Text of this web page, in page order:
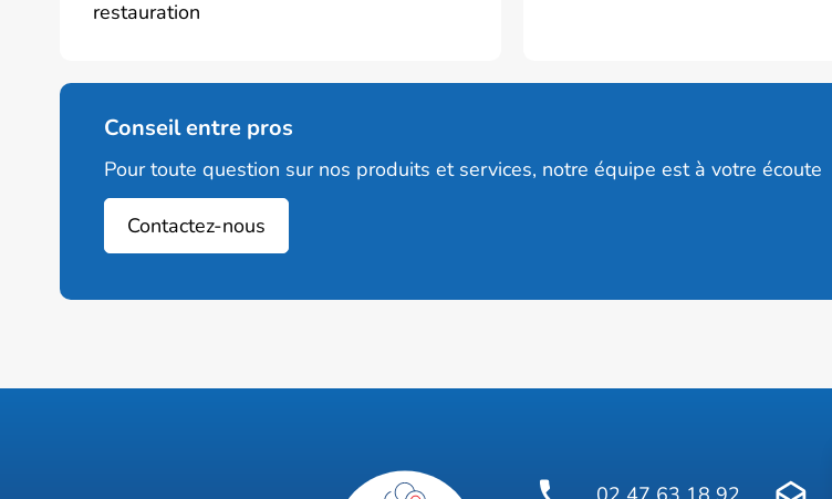
restauration
Conseil entre pros
Pour toute question sur nos produits et services, notre équipe est à votre écoute
Contactez-nous